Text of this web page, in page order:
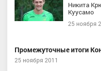
Никита
Куусамо
25 ноября
Промежуточные итоги
25 ноября 2011